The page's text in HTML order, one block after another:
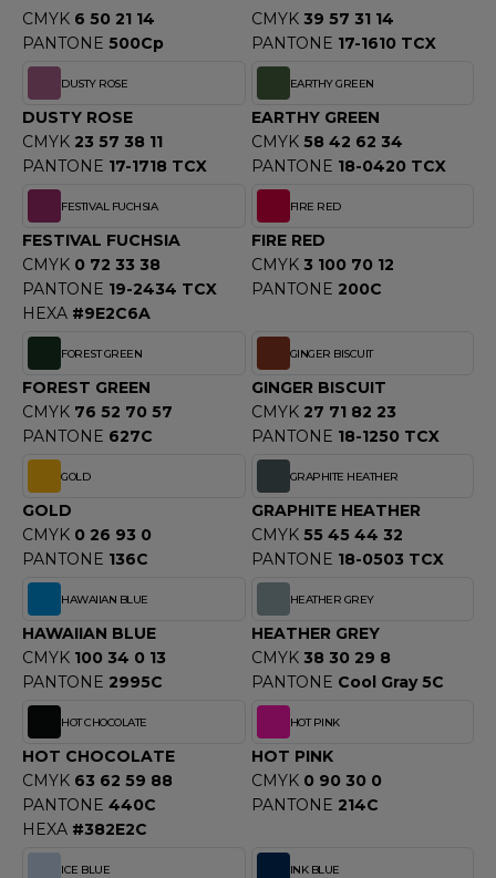
MILL
CMYK 6 50 21 14
PANTONE 500Cp
CMYK 39 57 31 14
PANTONE 17-1610 TCX
DUSTY ROSE
DUSTY ROSE
CMYK 23 57 38 11
PANTONE 17-1718 TCX
EARTHY GREEN
EARTHY GREEN
CMYK 58 42 62 34
PANTONE 18-0420 TCX
FESTIVAL FUCHSIA
FESTIVAL FUCHSIA
CMYK 0 72 33 38
PANTONE 19-2434 TCX
HEXA #9E2C6A
FIRE RED
FIRE RED
CMYK 3 100 70 12
PANTONE 200C
FOREST GREEN
FOREST GREEN
CMYK 76 52 70 57
PANTONE 627C
GINGER BISCUIT
GINGER BISCUIT
CMYK 27 71 82 23
PANTONE 18-1250 TCX
GOLD
GOLD
CMYK 0 26 93 0
PANTONE 136C
GRAPHITE HEATHER
GRAPHITE HEATHER
CMYK 55 45 44 32
PANTONE 18-0503 TCX
HAWAIIAN BLUE
HAWAIIAN BLUE
CMYK 100 34 0 13
PANTONE 2995C
HEATHER GREY
HEATHER GREY
CMYK 38 30 29 8
PANTONE Cool Gray 5C
HOT CHOCOLATE
HOT CHOCOLATE
CMYK 63 62 59 88
PANTONE 440C
HEXA #382E2C
HOT PINK
HOT PINK
CMYK 0 90 30 0
PANTONE 214C
ICE BLUE INK BLUE